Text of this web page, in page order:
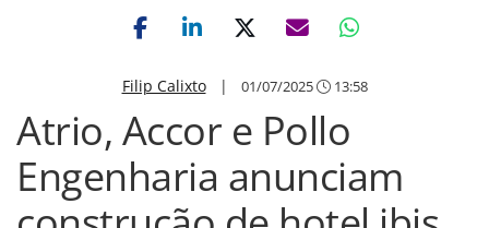
Filip Calixto| 01/07/2025 13:58
Atrio, Accor e Pollo
Engenharia anunciam